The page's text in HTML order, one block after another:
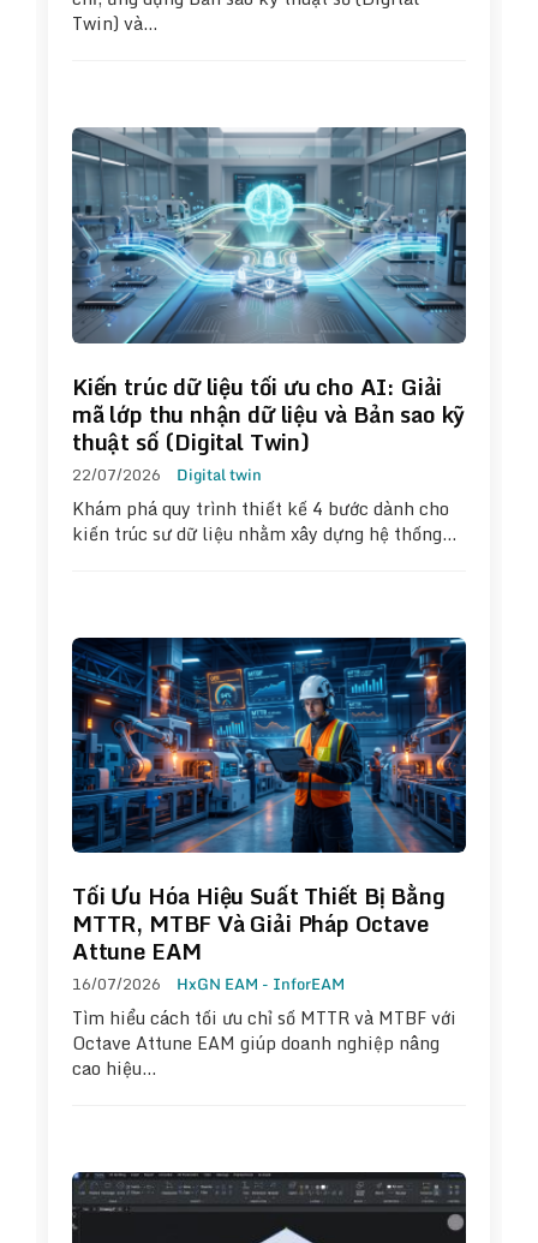
Twin) và…
Kiến trúc dữ liệu tối ưu cho AI: Giải
mã lớp thu nhận dữ liệu và Bản sao kỹ
thuật số (Digital Twin)
22/07/2026 Digital twin
Khám phá quy trình thiết kế 4 bước dành cho
kiến trúc sư dữ liệu nhằm xây dựng hệ thống…
Tối Ưu Hóa Hiệu Suất Thiết Bị Bằng
MTTR, MTBF Và Giải Pháp Octave
Attune EAM
16/07/2026 HxGN EAM - InforEAM
Tìm hiểu cách tối ưu chỉ số MTTR và MTBF với
Octave Attune EAM giúp doanh nghiệp nâng
cao hiệu…